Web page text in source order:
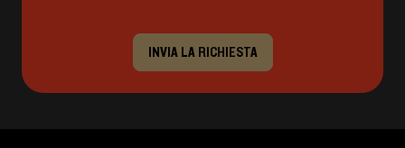
INVIA LA RICHIESTA